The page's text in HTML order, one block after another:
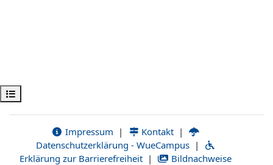
Abrir índice da disciplina
Impressum | Kontakt |
Datenschutzerklärung - WueCampus |
Erklärung zur Barrierefreiheit | Bildnachweise